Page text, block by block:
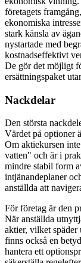
företagets
ekonomiska
stark känsla av
nystartade med
kostnadseffektivt
De gör det möjligt
ersättningspaket
Nackdelar
Den största
Värdet på optioner
Om aktiekursen
vatten" och är i
mindre stabil form
intjänandeplaner
anställda att
För företag är den
När anställda
aktier, vilket späder
finns också en
hantera ett